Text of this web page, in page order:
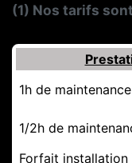
(1) Nos tarifs
1h de
1/2h de
Forfait